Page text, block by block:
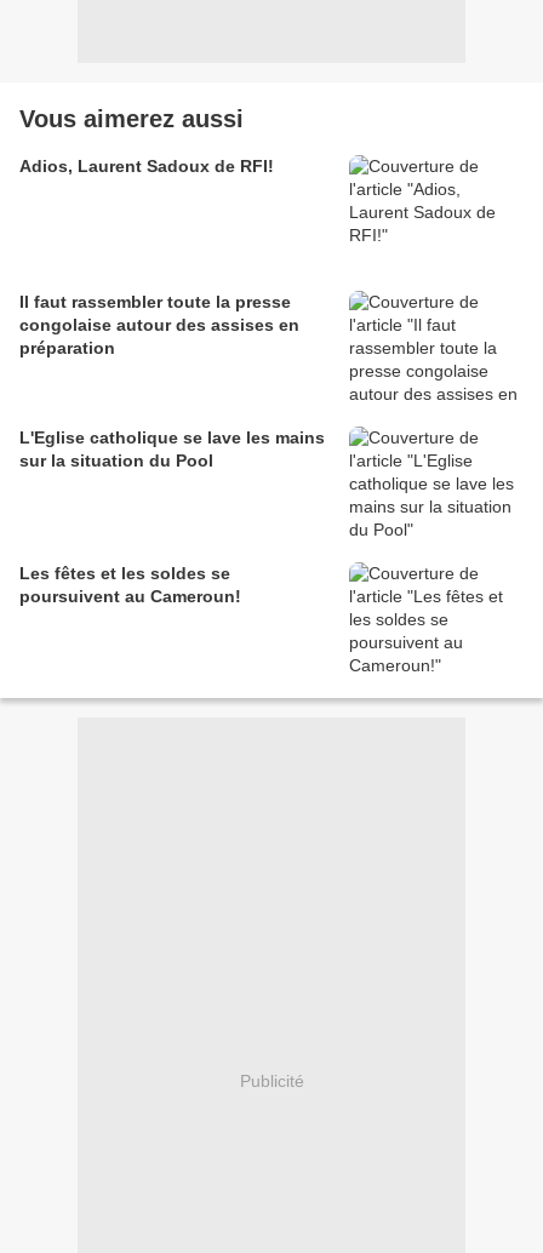
Vous aimerez aussi
Adios, Laurent Sadoux de RFI!
Il faut rassembler toute la presse
congolaise autour des assises en
préparation
L'Eglise catholique se lave les mains
sur la situation du Pool
Les fêtes et les soldes se
poursuivent au Cameroun!
Publicité